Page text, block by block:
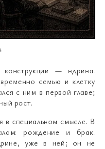
конструкции — ндрина.
семью и клетку
с ним в первой главе;
рост.
специальном смысле. В
рождение и брак.
уже в ней; он не